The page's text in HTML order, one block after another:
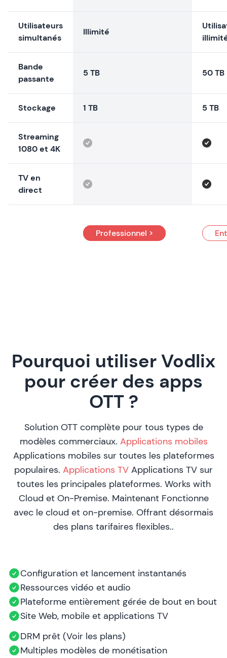
Utilisateurs
simultanés
Illimité
Bande
passante
5 TB 50 TB
Stockage 1 TB 5 TB
Streaming
1080 et 4K
TV en
direct
Professionnel >
Pourquoi utiliser Vodlix
pour créer des apps
OTT ?
Solution OTT complète pour tous types de
modèles commerciaux. Applications mobiles
Applications mobiles sur toutes les plateformes
populaires. Applications TV Applications TV sur
toutes les principales plateformes. Works with
Cloud et On-Premise. Maintenant Fonctionne
avec le cloud et on-premise. Offrant désormais
des plans tarifaires flexibles..
Configuration et lancement instantanés
Ressources vidéo et audio
Plateforme entièrement gérée de bout en bout
Site Web, mobile et applications TV
DRM prêt (Voir les plans)
Multiples modèles de monétisation